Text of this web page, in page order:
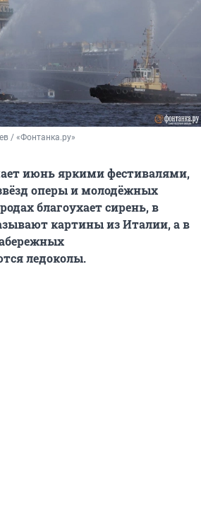
/ «Фонтанка.ру»
июнь яркими фестивалями,
оперы и молодёжных
благоухает сирень, в
картины из Италии, а в
ледоколы.